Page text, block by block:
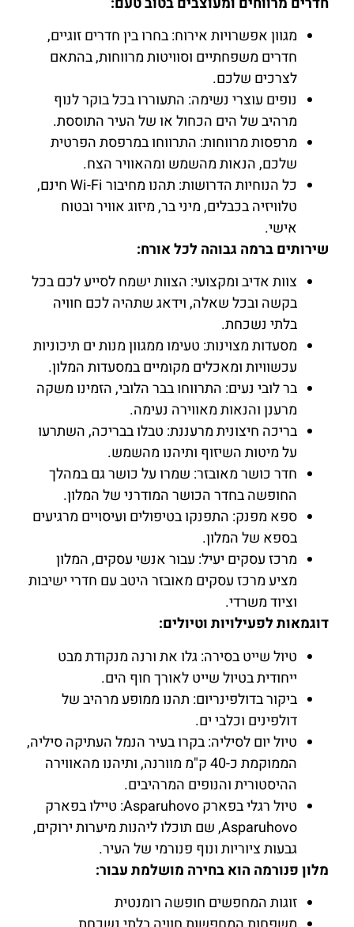
מגוון אפשרויות אירוח: בחרו בין חדרים זוגיים,
חדרים משפחתיים וסוויטות מרווחות, בהתאם
לצרכים שלכם.
נופים עוצרי נשימה: התעוררו בכל בוקר לנוף
מרהיב של הים הכחול או של העיר התוססת.
מרפסות מרווחות: התרווחו במרפסת הפרטית
שלכם, הנאות מהשמש ומהאוויר הצח.
כל הנוחיות הדרושות: תהנו מחיבור Wi-Fi חינם,
טלוויזיה בכבלים, מיני בר, מיזוג אוויר ובטוח
אישי.
שירותים ברמה גבוהה לכל אורח:
צוות אדיב ומקצועי: הצוות ישמח לסייע לכם בכל
בקשה ובכל שאלה, וידאג שתהיה לכם חוויה
בלתי נשכחת.
מסעדות מצוינות: טעימו ממגוון מנות ים תיכוניות
עכשוויות ומאכלים מקומיים במסעדות המלון.
בר לובי נעים: התרווחו בבר הלובי, הזמינו משקה
מרענן והנאות מאווירה נעימה.
בריכה חיצונית מרעננת: טבלו בבריכה, השתרעו
על מיטות השיזוף ותיהנו מהשמש.
חדר כושר מאובזר: שמרו על כושר גם במהלך
החופשה בחדר הכושר המודרני של המלון.
ספא מפנק: התפנקו בטיפולים ועיסויים מרגיעים
בספא של המלון.
מרכז עסקים יעיל: עבור אנשי עסקים, המלון
מציע מרכז עסקים מאובזר היטב עם חדרי ישיבות
וציוד משרדי.
דוגמאות לפעילויות וטיולים:
טיול שייט בסירה: גלו את ורנה מנקודת מבט
ייחודית בטיול שייט לאורך חוף הים.
ביקור בדולפינריום: תהנו ממופע מרהיב של
דולפינים וכלבי ים.
טיול יום לסיליה: בקרו בעיר הנמל העתיקה סיליה,
הממוקמת כ-40 ק"מ מוורנה, ותיהנו מהאווירה
ההיסטורית והנופים המרהיבים.
טיול רגלי בפארק Asparuhovo: טיילו בפארק
Asparuhovo, שם תוכלו ליהנות מיערות ירוקים,
גבעות ציוריות ונוף פנורמי של העיר.
מלון פנורמה הוא בחירה מושלמת עבור:
זוגות המחפשים חופשה רומנטית